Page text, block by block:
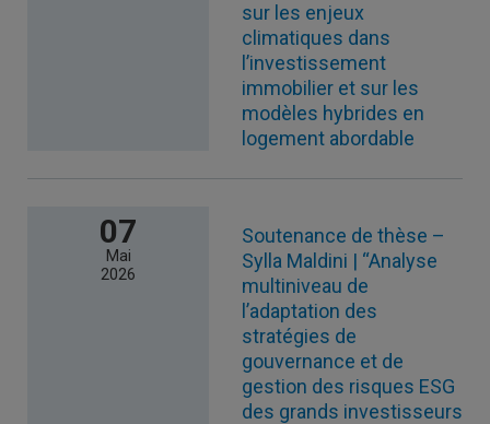
sur les enjeux
climatiques dans
l’investissement
immobilier et sur les
modèles hybrides en
logement abordable
07
Mai
2026
Soutenance de thèse –
Sylla Maldini | “Analyse
multiniveau de
l’adaptation des
stratégies de
gouvernance et de
gestion des risques ESG
des grands investisseurs